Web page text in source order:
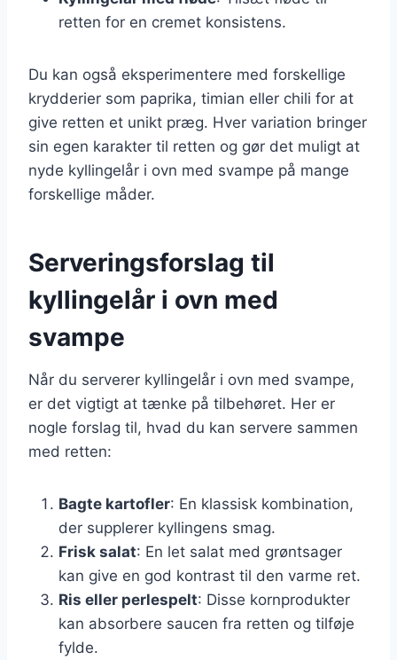
retten for en cremet konsistens.
Du kan også eksperimentere med forskellige
krydderier som paprika, timian eller chili for at
give retten et unikt præg. Hver variation bringer
sin egen karakter til retten og gør det muligt at
nyde kyllingelår i ovn med svampe på mange
forskellige måder.
Serveringsforslag til
kyllingelår i ovn med
svampe
Når du serverer kyllingelår i ovn med svampe,
er det vigtigt at tænke på tilbehøret. Her er
nogle forslag til, hvad du kan servere sammen
med retten:
Bagte kartofler: En klassisk kombination,
der supplerer kyllingens smag.
Frisk salat: En let salat med grøntsager
kan give en god kontrast til den varme ret.
Ris eller perlespelt: Disse kornprodukter
kan absorbere saucen fra retten og tilføje
fylde.